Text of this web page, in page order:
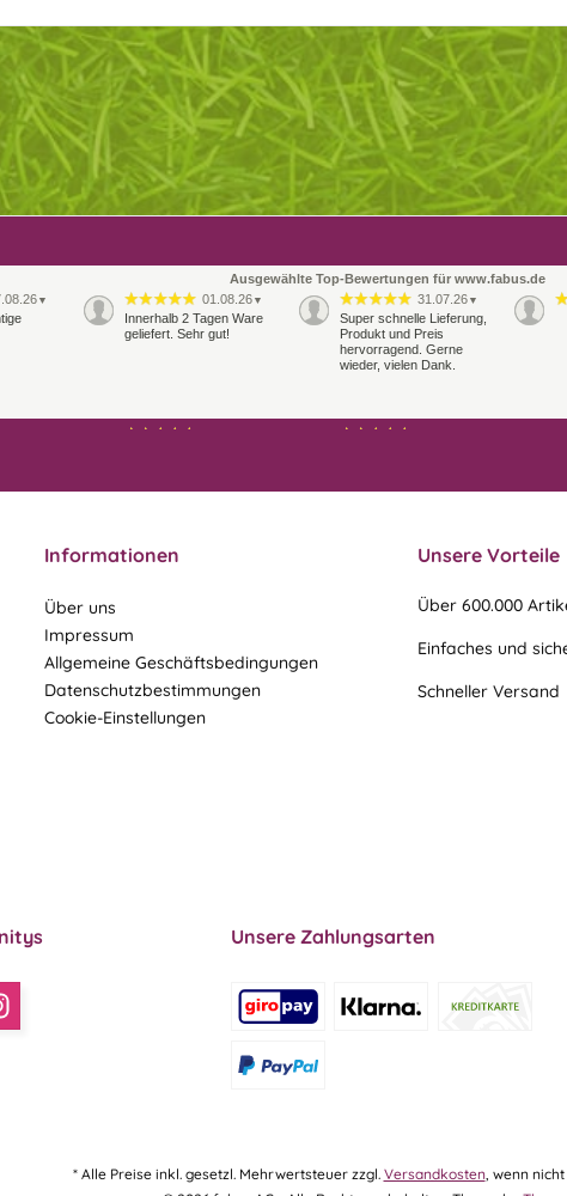
Ausgewählte Top-Bewertungen für www.fabus.de
▼ 01.08.26 ▼
Innerhalb 2 Tagen Ware
geliefert. Sehr gut!
31.07.26 ▼
Super schnelle Lieferung,
Produkt und Preis
hervorragend. Gerne
wieder, vielen Dank.
Informationen
Über uns
Impressum
Allgemeine Geschäftsbedingungen
Datenschutzbestimmungen
Cookie-Einstellungen
Unsere Vorteile
Über 600.000
Einfaches und
Schneller Versand
Unsere Zahlungsarten
* Alle Preise inkl. gesetzl. Mehrwertsteuer zzgl. Versandkosten, wenn